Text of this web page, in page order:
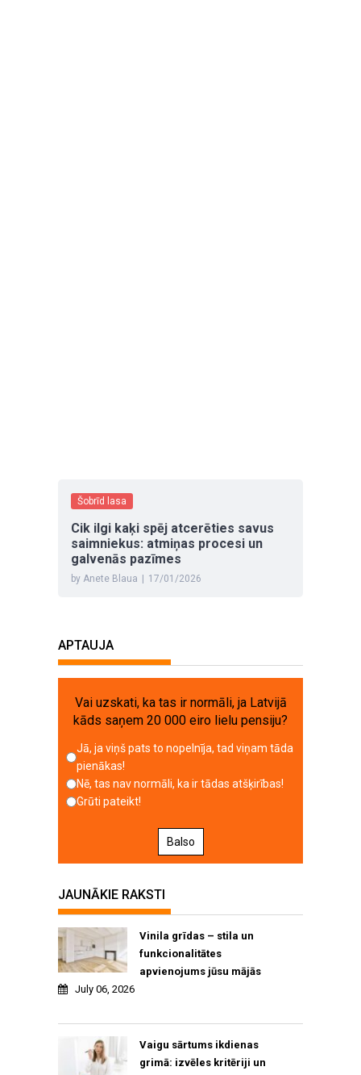
Šobrīd lasa
Cik ilgi kaķi spēj atcerēties savus
saimniekus: atmiņas procesi un
galvenās pazīmes
by Anete Blaua 17/01/2026
APTAUJA
Vai uzskati, ka tas ir normāli, ja Latvijā
kāds saņem 20 000 eiro lielu pensiju?
Jā, ja viņš pats to nopelnīja, tad viņam tāda
pienākas!
Nē, tas nav normāli, ka ir tādas atšķirības!
Grūti pateikt!
Balso
JAUNĀKIE RAKSTI
Vinila grīdas – stila un
funkcionalitātes
apvienojums jūsu mājās
July 06, 2026
Vaigu sārtums ikdienas
grimā: izvēles kritēriji un